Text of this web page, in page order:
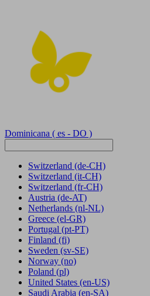
Dominicana ( es - DO )
Switzerland (de-CH)
Switzerland (it-CH)
Switzerland (fr-CH)
Austria (de-AT)
Netherlands (nl-NL)
Greece (el-GR)
Portugal (pt-PT)
Finland (fi)
Sweden (sv-SE)
Norway (no)
Poland (pl)
United States (en-US)
Saudi Arabia (en-SA)